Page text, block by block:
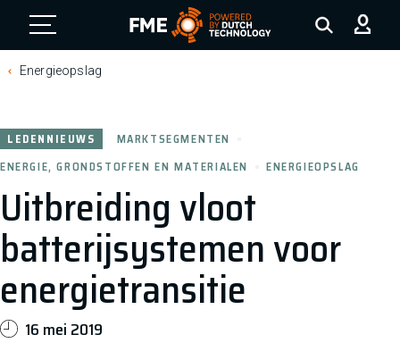
FME Logo, to the homepage
Energieopslag
Uitbreiding vloot
batterijsystemen voor
energietransitie
LEDENNIEUWS
MARKTSEGMENTEN
ENERGIE, GRONDSTOFFEN EN MATERIALEN
ENERGIEOPSLAG
16 mei 2019